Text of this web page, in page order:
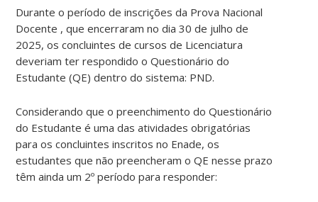
Durante o período de inscrições da Prova Nacional
Docente , que encerraram no dia 30 de julho de
2025, os concluintes de cursos de Licenciatura
deveriam ter respondido o Questionário do
Estudante (QE) dentro do sistema: PND.
Considerando que o preenchimento do Questionário
do Estudante é uma das atividades obrigatórias
para os concluintes inscritos no Enade, os
estudantes que não preencheram o QE nesse prazo
têm ainda um 2º período para responder: